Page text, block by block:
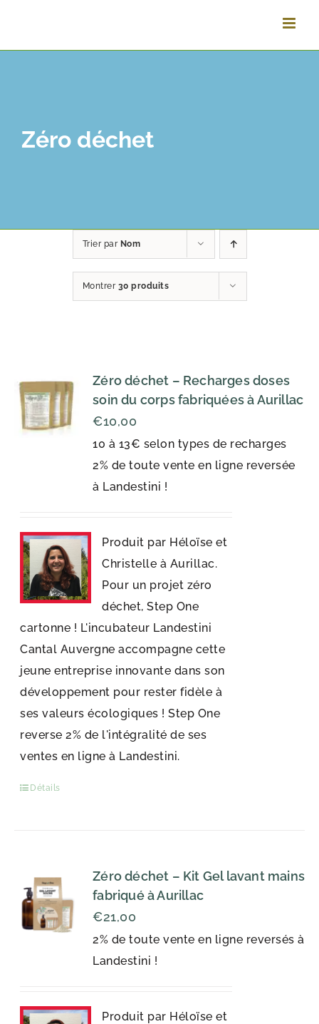
contenu
Zéro déchet
Trier par Nom
Montrer 30 produits
Zéro déchet – Recharges doses
soin du corps fabriquées à Aurillac
10 à 13€ selon types de recharges
2% de toute vente en ligne reversée
à Landestini !
€10,00
Produit par Héloïse et
Christelle à Aurillac.
Pour un projet zéro
déchet, Step One
cartonne ! L'incubateur Landestini
Cantal Auvergne accompagne cette
jeune entreprise innovante dans son
développement pour rester fidèle à
ses valeurs écologiques ! Step One
reverse 2% de l'intégralité de ses
ventes en ligne à Landestini.
Détails
Zéro déchet – Kit Gel lavant mains
fabriqué à Aurillac
2% de toute vente en ligne reversés à
Landestini !
€21,00
Produit par Héloïse et